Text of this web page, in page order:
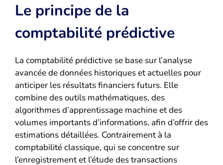
Le principe de la
comptabilité prédictive
La comptabilité prédictive se base sur l’analyse
avancée de données historiques et actuelles pour
anticiper les résultats financiers futurs. Elle
combine des outils mathématiques, des
algorithmes d’apprentissage machine et des
volumes importants d’informations, afin d’offrir des
estimations détaillées. Contrairement à la
comptabilité classique, qui se concentre sur
l’enregistrement et l’étude des transactions